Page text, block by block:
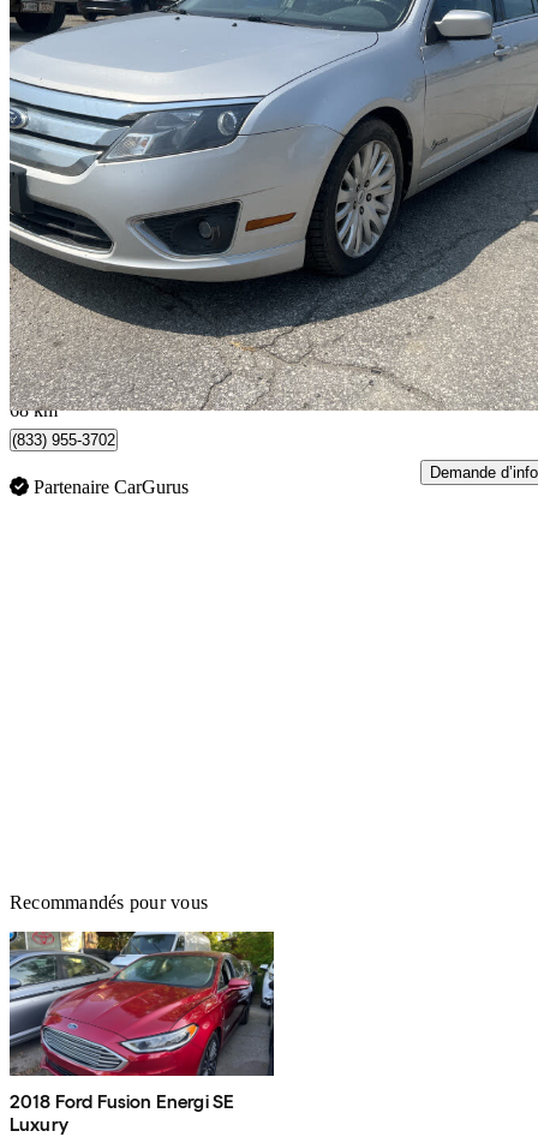
2011 Ford Fusion Hybrid
FWD246 100 km
4 995 $ Affaire
88 $/mois env.
North York, ON
68 km
(833) 955-3702
Partenaire CarGurus
Demande d’info
Recommandés pour vous
2018 Ford Fusion Energi SE
Luxury